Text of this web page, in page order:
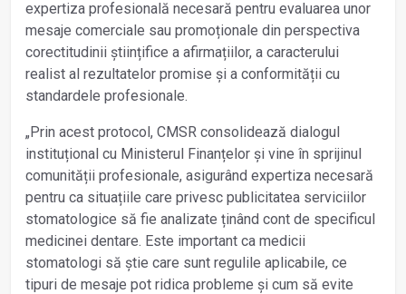
expertiza profesională necesară pentru evaluarea unor
mesaje comerciale sau promoționale din perspectiva
corectitudinii științifice a afirmațiilor, a caracterului
realist al rezultatelor promise și a conformității cu
standardele profesionale.
„Prin acest protocol, CMSR consolidează dialogul
instituțional cu Ministerul Finanțelor și vine în sprijinul
comunității profesionale, asigurând expertiza necesară
pentru ca situațiile care privesc publicitatea serviciilor
stomatologice să fie analizate ținând cont de specificul
medicinei dentare. Este important ca medicii
stomatologi să știe care sunt regulile aplicabile, ce
tipuri de mesaje pot ridica probleme și cum să evite